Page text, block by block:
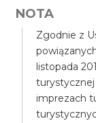
NOTA
Zgodnie z
listopada
turystycznej
imprezach